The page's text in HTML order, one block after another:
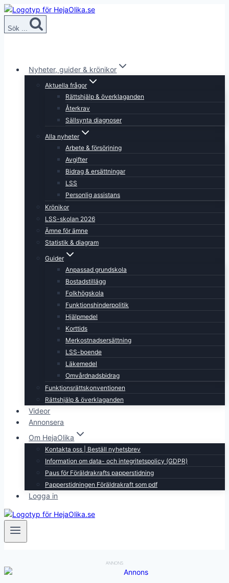
Skip
content
Sök ...
Nyheter, guider & krönikor
Aktuella frågor
Rättshjälp & överklaganden
Återkrav
Sällsynta diagnoser
Alla nyheter
Arbete & försörjning
Avgifter
Bidrag & ersättningar
LSS
Personlig assistans
Krönikor
LSS-skolan 2026
Ämne för ämne
Statistik & diagram
Guider
Anpassad grundskola
Bostadstillägg
Folkhögskola
Funktionshinderpolitik
Hjälpmedel
Korttids
Merkostnadsersättning
LSS-boende
Läkemedel
Omvårdnadsbidrag
Funktionsrättskonventionen
Rättshjälp & överklaganden
Videor
Annonsera
Om HejaOlika
Kontakta oss | Beställ nyhetsbrev
Information om data- och integritetspolicy (GDPR)
Paus för Föräldrakrafts papperstidning
Papperstidningen Föräldrakraft som pdf
Logga in
ANNONS